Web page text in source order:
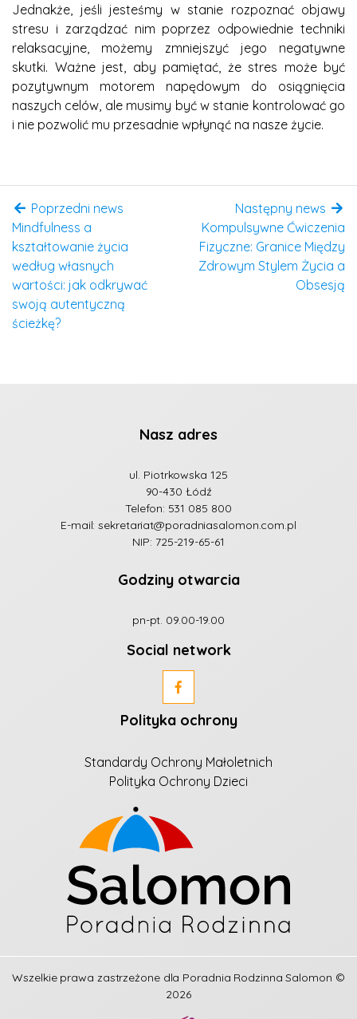
Jednakże, jeśli jesteśmy w stanie rozpoznać objawy
stresu i zarządzać nim poprzez odpowiednie techniki
relaksacyjne, możemy zmniejszyć jego negatywne
skutki. Ważne jest, aby pamiętać, że stres może być
pozytywnym motorem napędowym do osiągnięcia
naszych celów, ale musimy być w stanie kontrolować go
i nie pozwolić mu przesadnie wpłynąć na nasze życie.
Poprzedni news
Mindfulness a
kształtowanie życia
według własnych
wartości: jak odkrywać
swoją autentyczną
ścieżkę?
Następny news
Kompulsywne Ćwiczenia
Fizyczne: Granice Między
Zdrowym Stylem Życia a
Obsesją
Nasz adres
ul. Piotrkowska 125
90-430 Łódź
Telefon: 531 085 800
E-mail:sekretariat@poradniasalomon.com.pl
NIP: 725-219-65-61
Godziny otwarcia
pn-pt. 09.00-19.00
Social network
Polityka ochrony
Standardy Ochrony Małoletnich
Polityka Ochrony Dzieci
Wszelkie prawa zastrzeżone dla Poradnia Rodzinna Salomon ©
2026